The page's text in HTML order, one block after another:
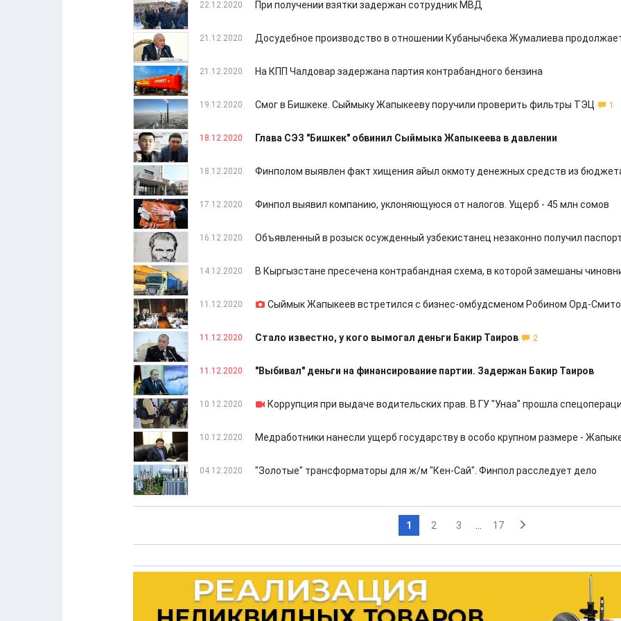
22.12.2020 При получении взятки задержан сотрудник МВД
21.12.2020 Досудебное производство в отношении Кубанычбека Жумалиева
21.12.2020 На КПП Чалдовар задержана партия контрабандного бензина
19.12.2020 Смог в Бишкеке. Сыймыку Жапыкееву поручили проверить фильтры ТЭЦ 1
18.12.2020 Глава СЭЗ "Бишкек" обвинил Сыймыка Жапыкеева в давлении
18.12.2020 Финполом выявлен факт хищения айыл окмоту денежных средств из
17.12.2020 Финпол выявил компанию, уклоняющуюся от налогов. Ущерб - 45 млн сомов
16.12.2020 Объявленный в розыск осужденный узбекистанец незаконно получил
14.12.2020 В Кыргызстане пресечена контрабандная схема, в которой замешаны
11.12.2020 Сыймык Жапыкеев встретился с бизнес-омбудсменом Робином Орд-
11.12.2020 Стало известно, у кого вымогал деньги Бакир Таиров 2
11.12.2020 "Выбивал" деньги на финансирование партии. Задержан Бакир Таиров
10.12.2020 Коррупция при выдаче водительских прав. В ГУ "Унаа" прошла
10.12.2020 Медработники нанесли ущерб государству в особо крупном размере -
04.12.2020 "Золотые" трансформаторы для ж/м "Кен-Сай". Финпол расследует дело
1 2 3 17